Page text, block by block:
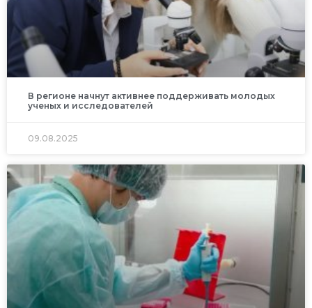
В регионе начнут активнее поддерживать молодых
ученых и исследователей
09.08.2025